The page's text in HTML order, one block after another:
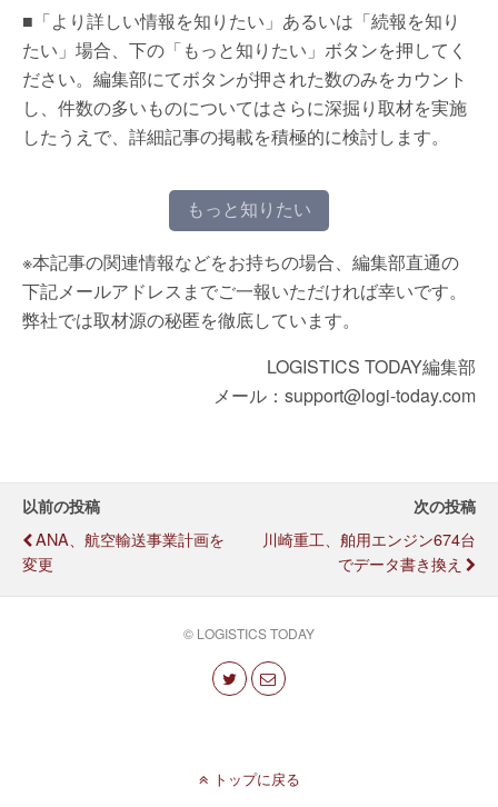
■「より詳しい情報を知りたい」あるいは「続報を知り
たい」場合、下の「もっと知りたい」ボタンを押してく
ださい。編集部にてボタンが押された数のみをカウント
し、件数の多いものについてはさらに深掘り取材を実施
したうえで、詳細記事の掲載を積極的に検討します。
もっと知りたい
※本記事の関連情報などをお持ちの場合、編集部直通の
下記メールアドレスまでご一報いただければ幸いです。
弊社では取材源の秘匿を徹底しています。
LOGISTICS TODAY編集部
メール：support@logi-today.com
以前の投稿
ANA、航空輸送事業計画を
変更
次の投稿
川崎重工、舶用エンジン674台
でデータ書き換え
© LOGISTICS TODAY
トップに戻る